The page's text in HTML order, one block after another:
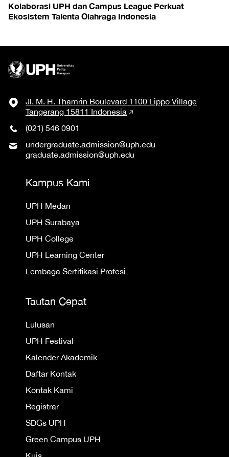
Kolaborasi UPH dan Campus League Perkuat
Ekosistem Talenta Olahraga Indonesia
Jl. M. H. Thamrin Boulevard 1100 Lippo Village
Tangerang 15811 Indonesia
(021) 546 0901
undergraduate.admission@uph.edu
graduate.admission@uph.edu
Kampus Kami
UPH Medan
UPH Surabaya
UPH College
UPH Learning Center
Lembaga Sertifikasi Profesi
Tautan Cepat
Lulusan
UPH Festival
Kalender Akademik
Daftar Kontak
Kontak Kami
Registrar
SDGs UPH
Green Campus UPH